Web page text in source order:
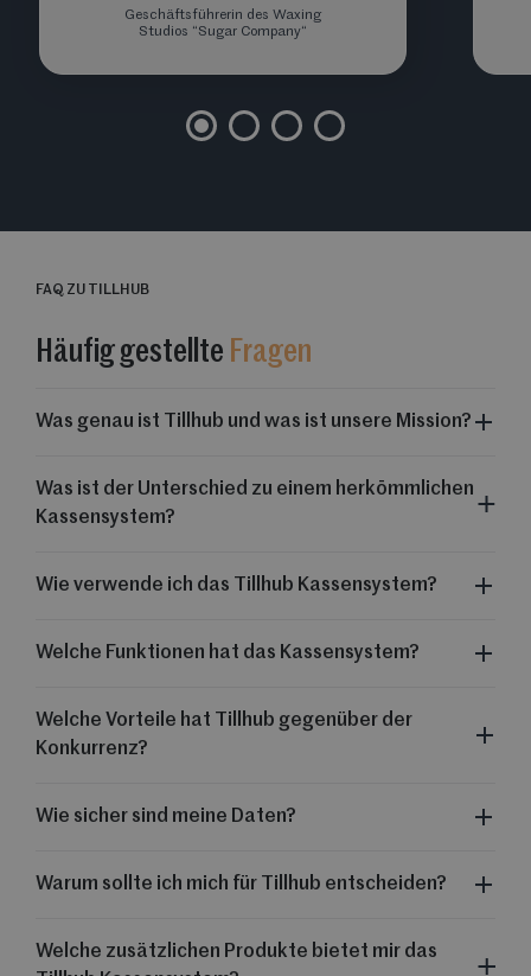
Geschäftsführerin des Waxing
Studios “Sugar Company“
FAQ ZU TILLHUB
Häufig gestellte Fragen
Was genau ist Tillhub und was ist unsere Mission?
Was ist der Unterschied zu einem herkömmlichen
Kassensystem?
Wie verwende ich das Tillhub Kassensystem?
Welche Funktionen hat das Kassensystem?
Welche Vorteile hat Tillhub gegenüber der
Konkurrenz?
Wie sicher sind meine Daten?
Warum sollte ich mich für Tillhub entscheiden?
Welche zusätzlichen Produkte bietet mir das